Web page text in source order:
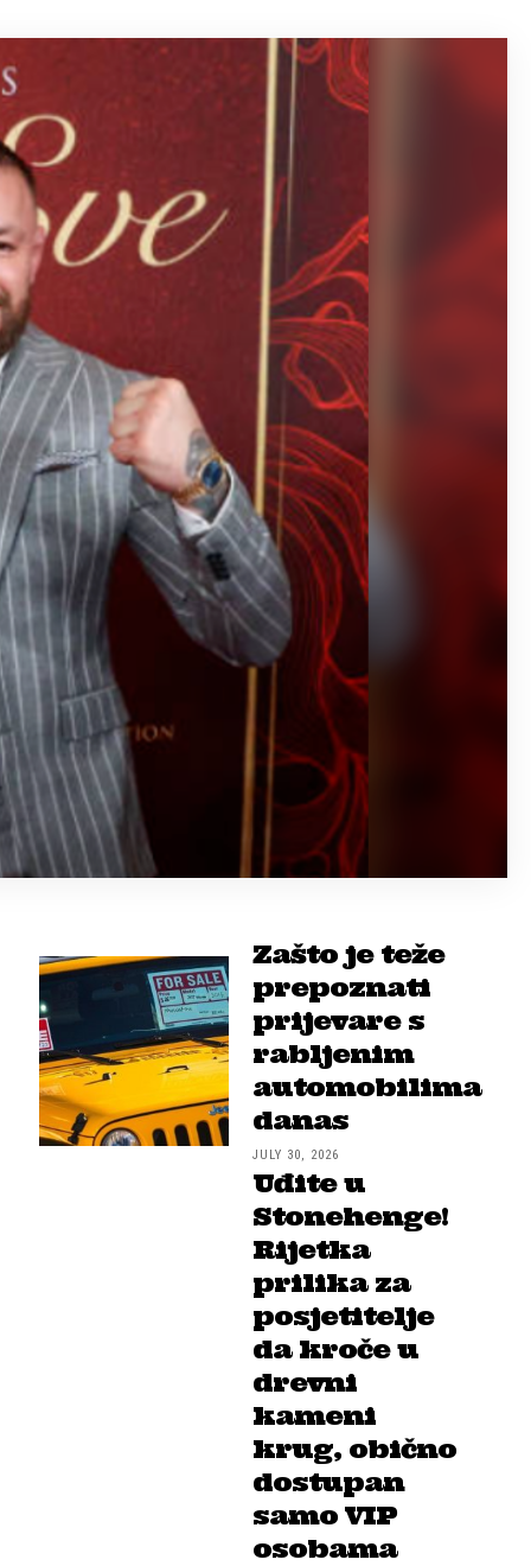
Zašto je teže
prepoznati
prijevare s
rabljenim
automobilima
danas
JULY 30, 2026
Uđite u
Stonehenge!
Rijetka
prilika za
posjetitelje
da kroče u
drevni
kameni
krug, obično
dostupan
samo VIP
osobama